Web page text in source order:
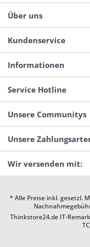
Über uns
Kundenservice
Informationen
Service Hotline
Unsere Communitys
Unsere
Wir versenden mit:
* Alle Preise inkl. gesetzl.
Thinkstore24.de IT-